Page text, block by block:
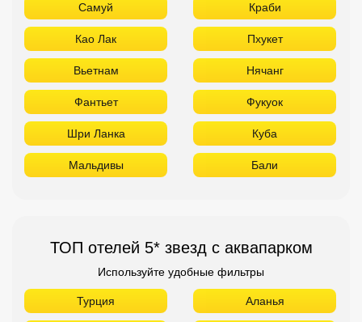
Мальдивы Бали
ТОП отелей 5* звезд с аквапарком
Используйте удобные фильтры
Турция Аланья
Белек
Хургада Шарм Эль Шейх
ОАЭ